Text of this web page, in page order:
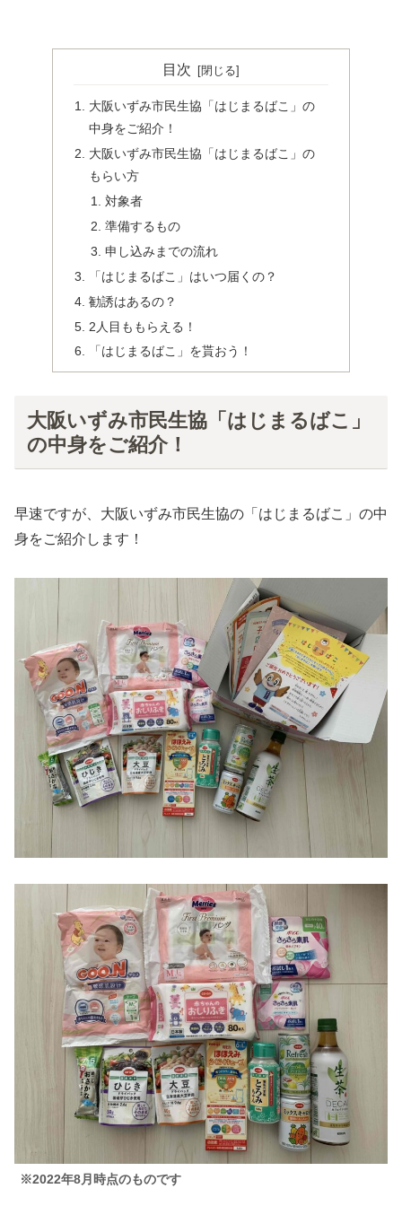
目次
大阪いずみ市民生協「はじまるばこ」の
中身をご紹介！
大阪いずみ市民生協「はじまるばこ」の
もらい方
対象者
準備するもの
申し込みまでの流れ
「はじまるばこ」はいつ届くの？
勧誘はあるの？
2人目ももらえる！
「はじまるばこ」を貰おう！
大阪いずみ市民生協「はじまるばこ」
の中身をご紹介！
早速ですが、大阪いずみ市民生協の「はじまるばこ」の中
身をご紹介します！
※2022年8月時点のものです